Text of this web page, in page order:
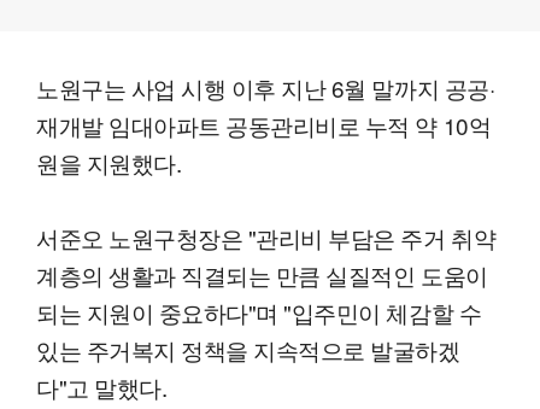
노원구는 사업 시행 이후 지난 6월 말까지 공공·
재개발 임대아파트 공동관리비로 누적 약 10억
원을 지원했다.
서준오 노원구청장은 "관리비 부담은 주거 취약
계층의 생활과 직결되는 만큼 실질적인 도움이
되는 지원이 중요하다"며 "입주민이 체감할 수
있는 주거복지 정책을 지속적으로 발굴하겠
다"고 말했다.